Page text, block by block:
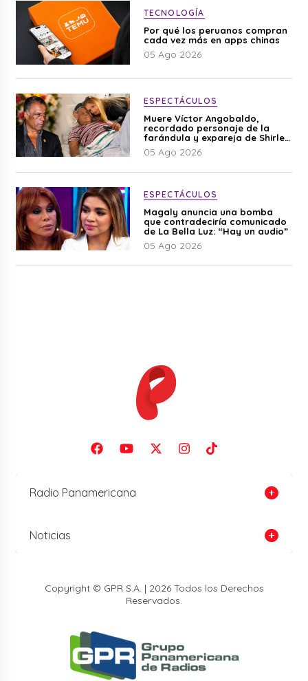
TECNOLOGÍA
Por qué los peruanos compran
cada vez más en apps chinas
05 Ago 2026
ESPECTÁCULOS
Muere Víctor Angobaldo,
recordado personaje de la
farándula y expareja de Shirley
Cherres
05 Ago 2026
ESPECTÁCULOS
Magaly anuncia una bomba
que contradeciría comunicado
de La Bella Luz: “Hay un audio”
05 Ago 2026
Radio Panamericana
Noticias
Copyright © GPR S.A. | 2026 Todos los Derechos
Reservados.